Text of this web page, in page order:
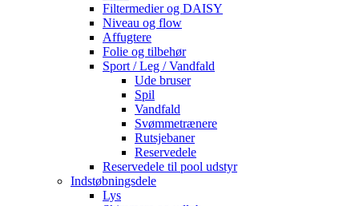
Filtermedier og DAISY
Niveau og flow
Affugtere
Folie og tilbehør
Sport / Leg / Vandfald
Ude bruser
Spil
Vandfald
Svømmetrænere
Rutsjebaner
Reservedele
Reservedele til pool udstyr
Indstøbningsdele
Lys